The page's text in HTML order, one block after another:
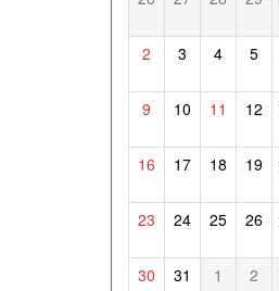
2 3 4 5
9 10 11 12
16 17 18 19
23 24 25 26
30 31 1 2